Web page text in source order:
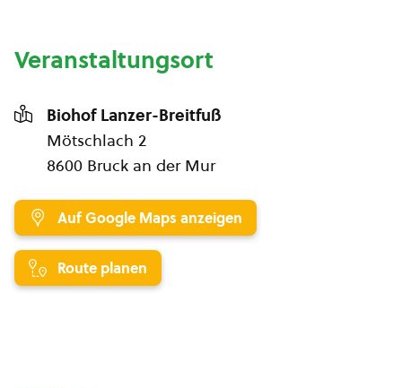
Veranstaltungsort
Biohof Lanzer-Breitfuß
Mötschlach 2
8600 Bruck an der Mur
Auf Google Maps anzeigen
Route planen